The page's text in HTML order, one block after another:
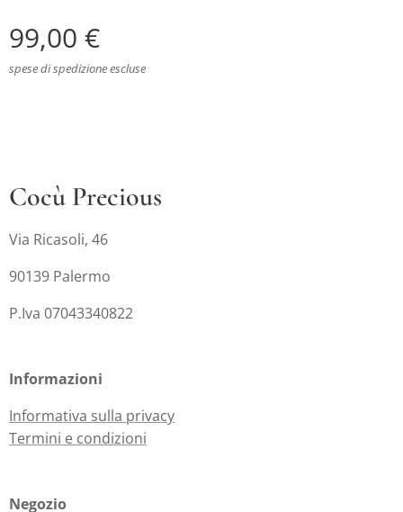
99,00 €
spese di spedizione escluse
Cocù Precious
Via Ricasoli, 46
90139 Palermo
P.Iva 07043340822
Informazioni
Informativa sulla privacy
Termini e condizioni
Negozio